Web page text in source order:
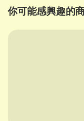
你可能感興趣的